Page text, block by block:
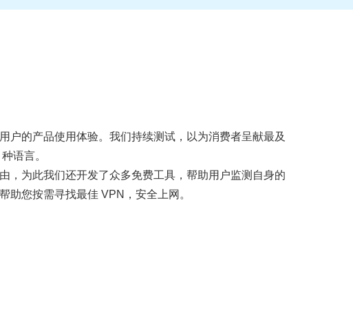
户的产品使用体验。我们持续测试，以为消费者呈献最及
语言。
，为此我们还开发了众多免费工具，帮助用户监测自身的
助您按需寻找最佳 VPN，安全上网。